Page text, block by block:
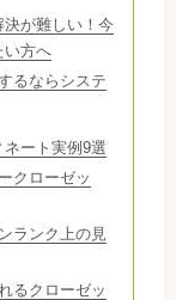
決が難しい！今
い方へ
るならシステ
ート実例9選
クローゼッ
ランク上の見
るクローゼッ